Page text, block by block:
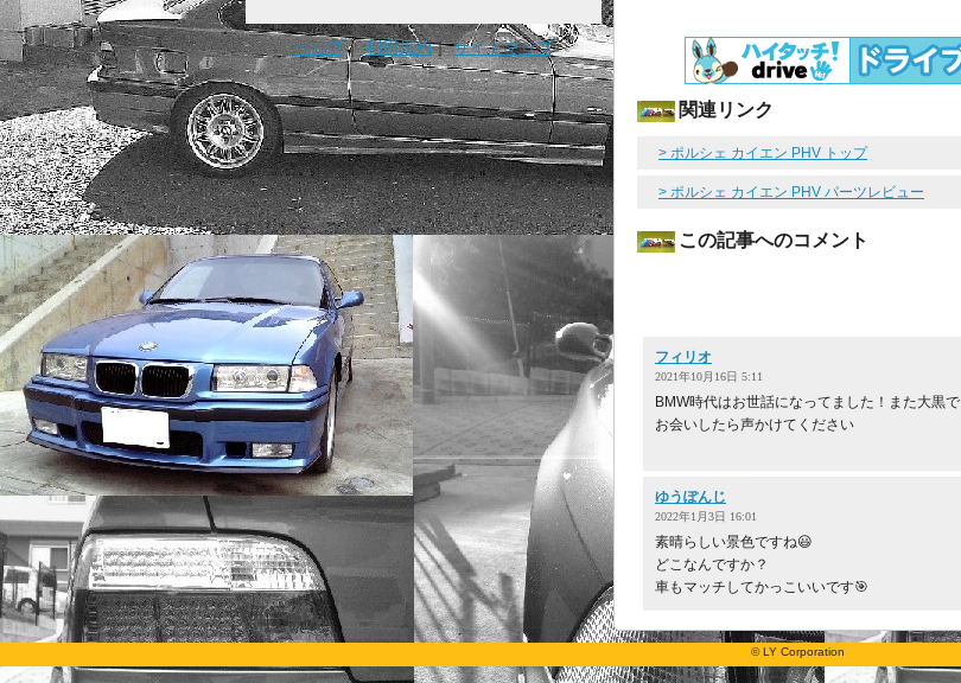
関連リンク
> ポルシェ カイエン PHV トップ
> ポルシェ カイエン PHV パーツレビュー
この記事へのコメント
フィリオ
2021年10月16日 5:11
BMW時代はお世話になってました！また大黒で
お会いしたら声かけてください
ゆうぽんじ
2022年1月3日 16:01
素晴らしい景色ですね😃
どこなんですか？
車もマッチしてかっこいいです🎯
ヘルプ｜利用規約｜サイトマップ
© LY Corporation